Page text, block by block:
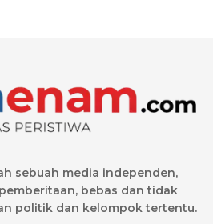
sebuah media independen,
bebas dan tidak
politik dan kelompok tertentu.